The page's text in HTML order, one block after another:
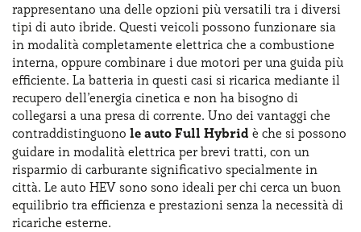
rappresentano una delle opzioni più versatili tra i diversi
tipi di auto ibride. Questi veicoli possono funzionare sia
in modalità completamente elettrica che a combustione
interna, oppure combinare i due motori per una guida più
efficiente. La batteria in questi casi si ricarica mediante il
recupero dell’energia cinetica e non ha bisogno di
collegarsi a una presa di corrente. Uno dei vantaggi che
contraddistinguono le auto Full Hybrid è che si possono
guidare in modalità elettrica per brevi tratti, con un
risparmio di carburante significativo specialmente in
città. Le auto HEV sono sono ideali per chi cerca un buon
equilibrio tra efficienza e prestazioni senza la necessità di
ricariche esterne.